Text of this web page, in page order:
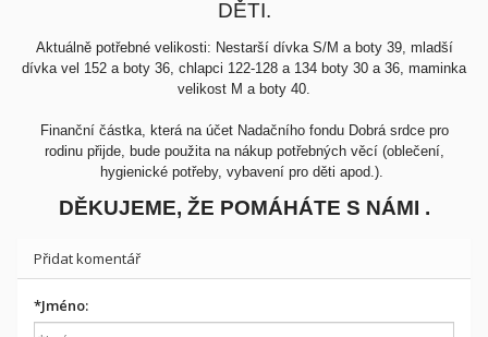
DĚTI.
Aktuálně potřebné velikosti: Nestarší dívka S/M a boty 39, mladší
dívka vel 152 a boty 36, chlapci 122-128 a 134 boty 30 a 36, maminka
velikost M a boty 40.
Finanční částka, která na účet Nadačního fondu Dobrá srdce pro
rodinu přijde, bude použita na nákup potřebných věcí (oblečení,
hygienické potřeby, vybavení pro děti apod.).
DĚKUJEME, ŽE POMÁHÁTE S NÁMI .
Přidat komentář
*Jméno: